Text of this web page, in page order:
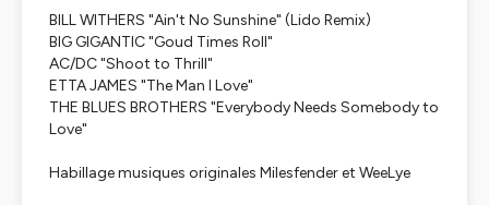
BILL WITHERS "Ain't No Sunshine" (Lido Remix)
BIG GIGANTIC "Goud Times Roll"
AC/DC "Shoot to Thrill"
ETTA JAMES "The Man I Love"
THE BLUES BROTHERS "Everybody Needs Somebody to
Love"
Habillage musiques originales Milesfender et WeeLye